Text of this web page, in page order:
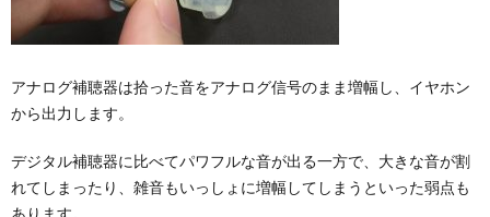
アナログ補聴器は拾った音をアナログ信号のまま増幅し、イヤホン
から出力します。
デジタル補聴器に比べてパワフルな音が出る一方で、大きな音が割
れてしまったり、雑音もいっしょに増幅してしまうといった弱点も
あります。